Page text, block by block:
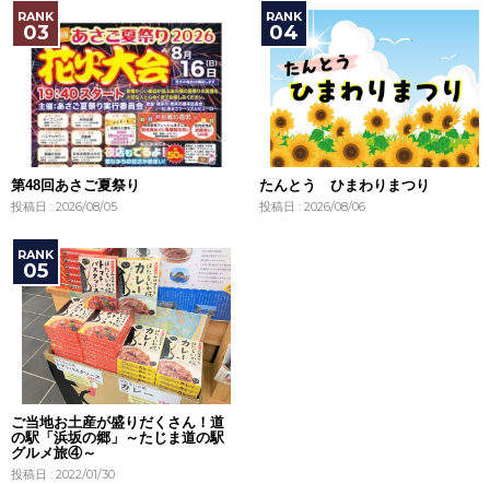
第48回あさご夏祭り
投稿日 : 2026/08/05
たんとう ひまわりまつり
投稿日 : 2026/08/06
ご当地お土産が盛りだくさん！道
の駅「浜坂の郷」～たじま道の駅
グルメ旅④～
投稿日 : 2022/01/30